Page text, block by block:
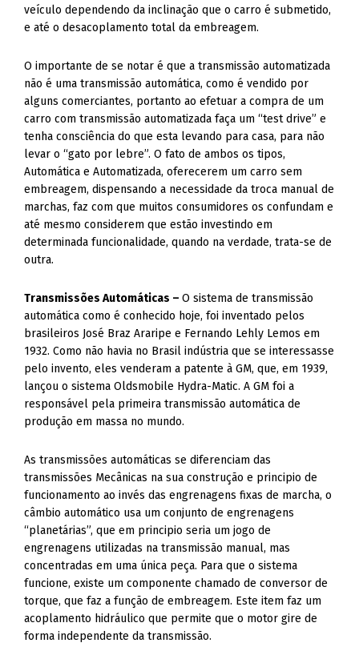
veículo dependendo da inclinação que o carro é submetido,
e até o desacoplamento total da embreagem.
O importante de se notar é que a transmissão automatizada
não é uma transmissão automática, como é vendido por
alguns comerciantes, portanto ao efetuar a compra de um
carro com transmissão automatizada faça um “test drive” e
tenha consciência do que esta levando para casa, para não
levar o “gato por lebre”. O fato de ambos os tipos,
Automática e Automatizada, oferecerem um carro sem
embreagem, dispensando a necessidade da troca manual de
marchas, faz com que muitos consumidores os confundam e
até mesmo considerem que estão investindo em
determinada funcionalidade, quando na verdade, trata-se de
outra.
Transmissões Automáticas –O sistema de transmissão
automática como é conhecido hoje, foi inventado pelos
brasileiros José Braz Araripe e Fernando Lehly Lemos em
1932. Como não havia no Brasil indústria que se interessasse
pelo invento, eles venderam a patente à GM, que, em 1939,
lançou o sistema Oldsmobile Hydra-Matic. A GM foi a
responsável pela primeira transmissão automática de
produção em massa no mundo.
As transmissões automáticas se diferenciam das
transmissões Mecânicas na sua construção e principio de
funcionamento ao invés das engrenagens fixas de marcha, o
câmbio automático usa um conjunto de engrenagens
“planetárias”, que em principio seria um jogo de
engrenagens utilizadas na transmissão manual, mas
concentradas em uma única peça. Para que o sistema
funcione, existe um componente chamado de conversor de
torque, que faz a função de embreagem. Este item faz um
acoplamento hidráulico que permite que o motor gire de
forma independente da transmissão.